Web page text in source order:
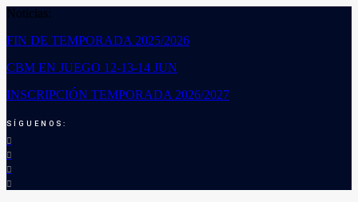
Noticias:
FIN DE TEMPORADA 2025/2026
CBM EN JUEGO 12-13-14 JUN
INSCRIPCIÓN TEMPORADA 2026/2027
SÍGUENOS: